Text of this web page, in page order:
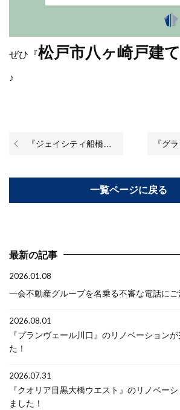
ぜひ『松戸市八ヶ崎戸建て
♪
『ジェイシティ船橋高根台』のリノベーションが始まりました♪
一覧ページに戻る
『グランシーナ
最新の記事
2026.01.08
一会不動産グループを名乗る不審な電話に
2026.08.01
『プランヴェール川口』のリノベーション
た！
2026.07.31
『クオリア目黒大橋ウエスト』のリノベー
ました！